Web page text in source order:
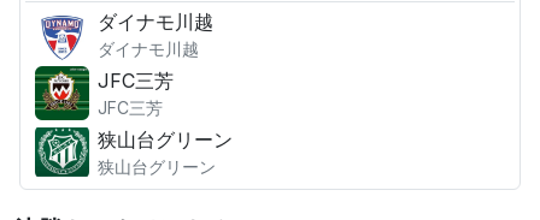
ダイナモ川越
ダイナモ川越
JFC三芳
JFC三芳
狭山台グリーン
狭山台グリーン